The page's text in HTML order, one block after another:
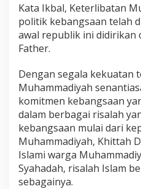
Kata Ikbal, Keterlibatan
politik kebangsaan telah
awal republik ini didirikan
Father.
Dengan segala kekuatan
Muhammadiyah
komitmen kebangsaan
dalam berbagai risalah
kebangsaan mulai dari
Muhammadiyah, Khittah
Islami warga
Syahadah, risalah Islam
sebagainya.